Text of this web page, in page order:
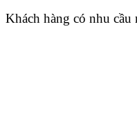
Khách hàng có nhu